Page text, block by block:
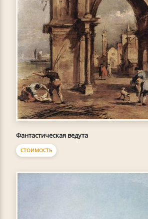
Фантастическая ведута
СТОИМОСТЬ